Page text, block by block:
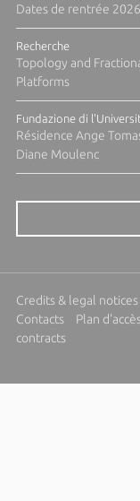
Dates de rentrée
Recherche
Topology and
Platforms
Fundazione di
Résidence Ange
Diane Moulenc
Credits & legal notices
Contacts
Plan
contracts